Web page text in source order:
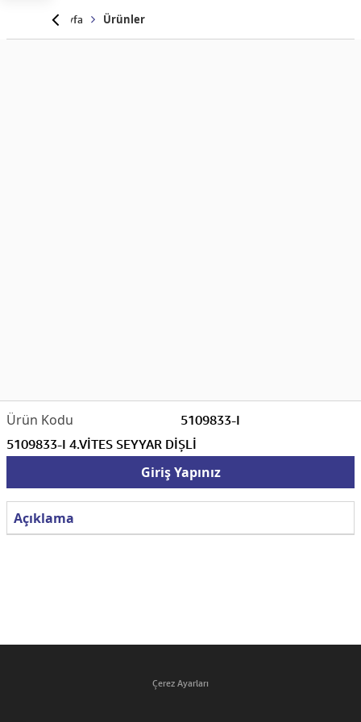
Anasayfa Ürünler
5109833-I
5109833-I 4.VİTES SEYYAR DİŞLİ
Giriş Yapınız
Açıklama
Çerez Ayarları